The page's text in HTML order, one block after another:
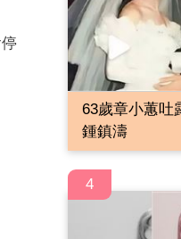
63歲章小蕙吐
鍾鎮濤
4